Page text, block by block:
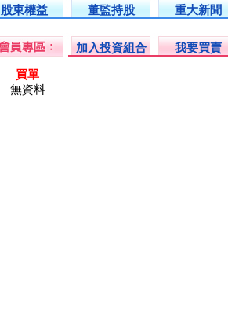
股東權益 董監持股 重大新聞
加入投資組合 我要買賣
買單
無資料